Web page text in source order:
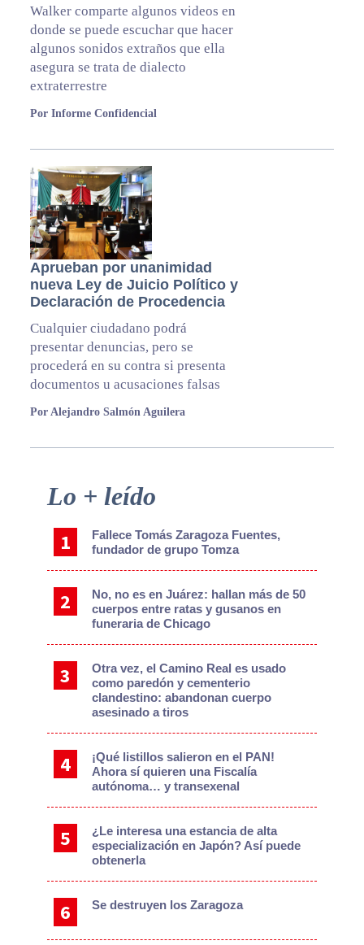
Walker comparte algunos videos en
donde se puede escuchar que hacer
algunos sonidos extraños que ella
asegura se trata de dialecto
extraterrestre
Por Informe Confidencial
Aprueban por unanimidad
nueva Ley de Juicio Político y
Declaración de Procedencia
Cualquier ciudadano podrá
presentar denuncias, pero se
procederá en su contra si presenta
documentos u acusaciones falsas
Por Alejandro Salmón Aguilera
Primary
Sidebar
Lo + leído
Fallece Tomás Zaragoza Fuentes,
fundador de grupo Tomza
No, no es en Juárez: hallan más de 50
cuerpos entre ratas y gusanos en
funeraria de Chicago
Otra vez, el Camino Real es usado
como paredón y cementerio
clandestino: abandonan cuerpo
asesinado a tiros
¡Qué listillos salieron en el PAN!
Ahora sí quieren una Fiscalía
autónoma… y transexenal
¿Le interesa una estancia de alta
especialización en Japón? Así puede
obtenerla
Se destruyen los Zaragoza